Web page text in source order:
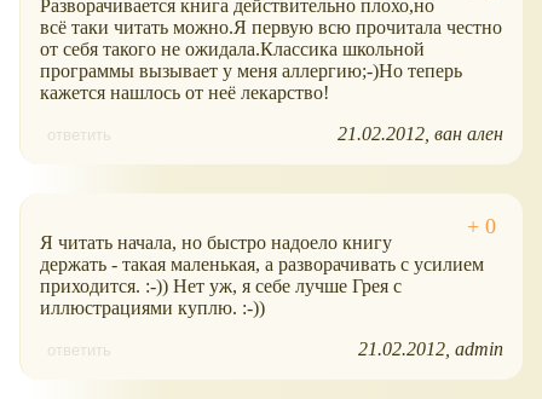
Разворачивается книга действительно плохо,но
всё таки читать можно.Я первую всю прочитала честно
от себя такого не ожидала.Классика школьной
программы вызывает у меня аллергию;-)Но теперь
кажется нашлось от неё лекарство!
ответить 21.02.2012 ван ален
Я читать начала, но быстро надоело книгу
держать - такая маленькая, а разворачивать с усилием
приходится. :-)) Нет уж, я себе лучше Грея с
иллюстрациями куплю. :-))
ответить 21.02.2012 admin